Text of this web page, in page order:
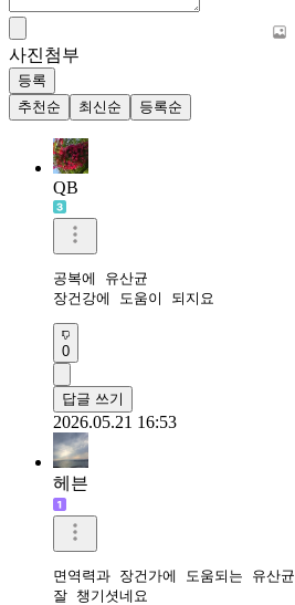
사진첨부
등록
추천순
최신순 등록순
QB
공복에 유산균
장건강에 도움이 되지요
0
답글 쓰기
2026.05.21 16:53
헤븐
면역력과 장건가에 도움되는 유산균
잘 챙기셧네요